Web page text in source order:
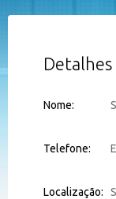
Detalhes
Nome:
Telefone:
Localização: